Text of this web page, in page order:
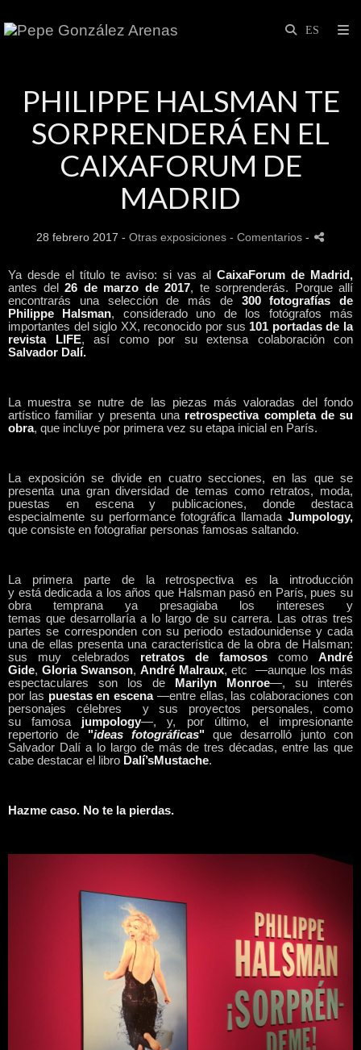
PHILIPPE HALSMAN TE
SORPRENDERÁ EN EL
CAIXAFORUM DE
MADRID
28 febrero 2017 - Otras exposiciones - Comentarios -
Ya desde el título te aviso: si vas al CaixaForum de Madrid,
antes del 26 de marzo de 2017, te sorprenderás. Porque allí
encontrarás una selección de más de 300 fotografías de
Philippe Halsman, considerado uno de los fotógrafos más
importantes del siglo XX, reconocido por sus 101 portadas de la
revista LIFE, así como por su extensa colaboración con
Salvador Dalí.
La muestra se nutre de las piezas más valoradas del fondo
artístico familiar y presenta una retrospectiva completa de su
obra, que incluye por primera vez su etapa inicial en París.
La exposición se divide en cuatro secciones, en las que se
presenta una gran diversidad de temas como retratos, moda,
puestas en escena y publicaciones, donde destaca
especialmente su performance fotográfica llamada Jumpology,
que consiste en fotografiar personas famosas saltando.
La primera parte de la retrospectiva es la introducción
y está dedicada a los años que Halsman pasó en París, pues su
obra temprana ya presagiaba los intereses y
temas que desarrollaría a lo largo de su carrera. Las otras tres
partes se corresponden con su periodo estadounidense y cada
una de ellas presenta una característica de la obra de Halsman:
sus muy celebrados retratos de famosos como André
Gide, Gloria Swanson, André Malraux, etc —aunque los más
espectaculares son los de Marilyn Monroe—, su interés
por las puestas en escena—entre ellas, las colaboraciones con
personajes célebres y sus proyectos personales, como
su famosa jumpology—, y, por último, el impresionante
repertorio de "ideas fotográficas" que desarrolló junto con
Salvador Dalí a lo largo de más de tres décadas, entre las que
cabe destacar el libro Dalí’sMustache.
Hazme caso. No te la pierdas.